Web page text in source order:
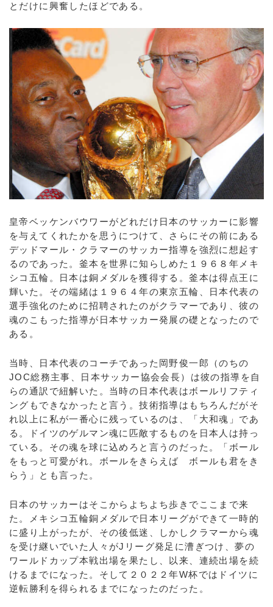
とだけに興奮したほどである。
皇帝ベッケンバウワーがどれだけ日本のサッカーに影響
を与えてくれたかを思うにつけて、さらにその前にある
デッドマール・クラマーのサッカー指導を強烈に想起す
るのであった。釜本を世界に知らしめた１９６８年メキ
シコ五輪。日本は銅メダルを獲得する。釜本は得点王に
輝いた。その端緒は１９６４年の東京五輪、日本代表の
選手強化のために招聘されたのがクラマーであり、彼の
魂のこもった指導が日本サッカー発展の礎となったので
ある。
当時、日本代表のコーチであった岡野俊一郎（のちの
JOC総務主事、日本サッカー協会会長）は彼の指導を自
らの通訳で紐解いた。当時の日本代表はボールリフティ
ングもできなかったと言う。技術指導はもちろんだがそ
れ以上に私が一番心に残っているのは、「大和魂」であ
る。ドイツのゲルマン魂に匹敵するものを日本人は持っ
ている。その魂を球に込めろと言うのだった。「ボール
をもっと可愛がれ。ボールをきらえば ボールも君をき
らう」とも言った。
日本のサッカーはそこからよちよち歩きでここまで来
た。メキシコ五輪銅メダルで日本リーグができて一時的
に盛り上がったが、その後低迷、しかしクラマーから魂
を受け継いでいた人々がJリーグ発足に漕ぎつけ、夢の
ワールドカップ本戦出場を果たし、以来、連続出場を続
けるまでになった。そして２０２２年W杯ではドイツに
逆転勝利を得られるまでになったのだった。